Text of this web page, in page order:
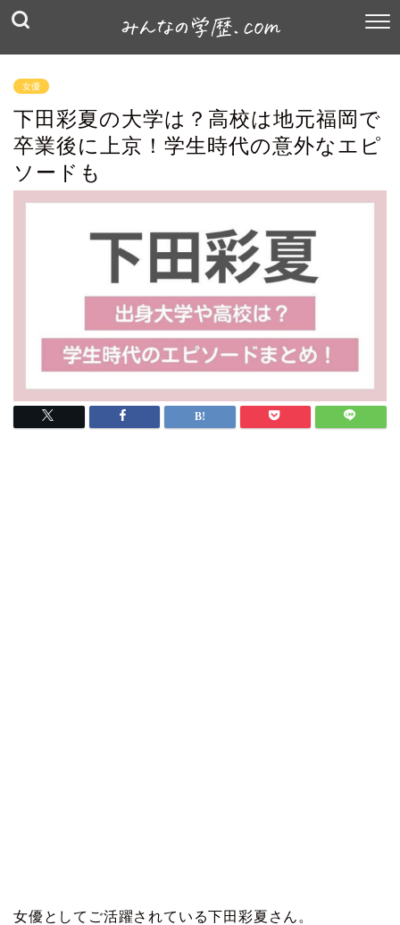
女優
下田彩夏の大学は？高校は地元福岡で
卒業後に上京！学生時代の意外なエピ
ソードも
女優としてご活躍されている下田彩夏さん。